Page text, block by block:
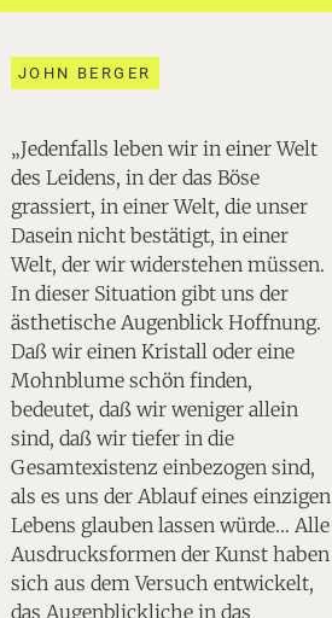
JOHN BERGER
„Jedenfalls leben wir in einer Welt
des Leidens, in der das Böse
grassiert, in einer Welt, die unser
Dasein nicht bestätigt, in einer
Welt, der wir widerstehen müssen.
In dieser Situation gibt uns der
ästhetische Augenblick Hoffnung.
Daß wir einen Kristall oder eine
Mohnblume schön finden,
bedeutet, daß wir weniger allein
sind, daß wir tiefer in die
Gesamtexistenz einbezogen sind,
als es uns der Ablauf eines einzigen
Lebens glauben lassen würde… Alle
Ausdrucksformen der Kunst haben
sich aus dem Versuch entwickelt,
das Augenblickliche in das